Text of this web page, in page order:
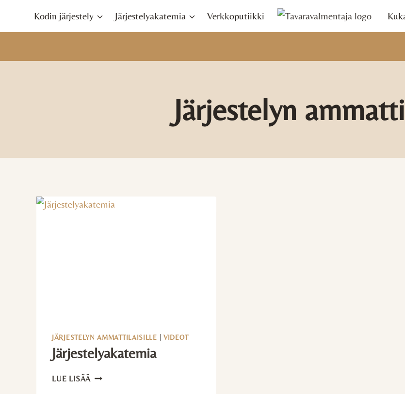
Kodin järjestely Järjestelyakatemia Verkkoputiikki
Järjestelyn
JÄRJESTELYN AMMATTILAISILLE |VIDEOT
Järjestelyakatemia
LUE LISÄÄ JÄRJESTELYAKATEMIA